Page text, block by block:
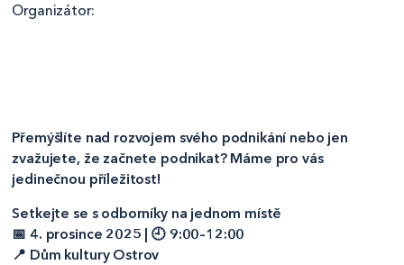
Organizátor:
Přemýšlíte nad rozvojem svého podnikání nebo jen
zvažujete, že začnete podnikat? Máme pro vás
jedinečnou příležitost!
Setkejte se s odborníky na jednom místě
📅 4. prosince 2025 | 🕘 9:00–12:00
📍 Dům kultury Ostrov